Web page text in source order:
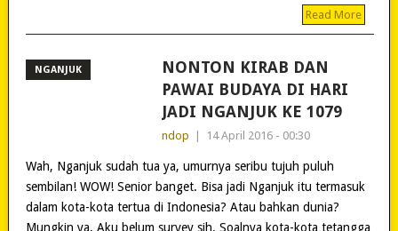
Read More
NGANJUK
NONTON KIRAB DAN
PAWAI BUDAYA DI HARI
JADI NGANJUK KE 1079
ndop 14 April 2016 - 00:30
Wah, Nganjuk sudah tua ya, umurnya seribu tujuh puluh
sembilan! WOW! Senior banget. Bisa jadi Nganjuk itu termasuk
dalam kota-kota tertua di Indonesia? Atau bahkan dunia?
Mungkin ya. Aku belum survey sih. Soalnya kota-kota tetangga